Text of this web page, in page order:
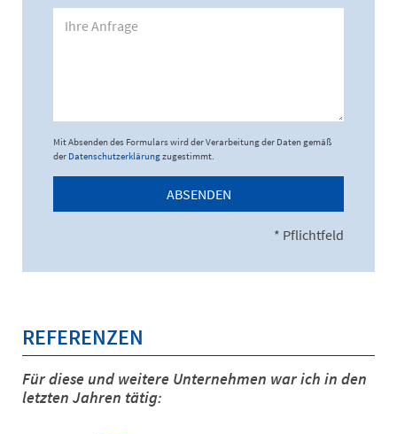
Mit Absenden des Formulars wird der Verarbeitung der Daten gemäß
der Datenschutzerklärungzugestimmt.
ABSENDEN
* Pflichtfeld
REFERENZEN
Für diese und weitere Unternehmen war ich in den
letzten Jahren tätig: